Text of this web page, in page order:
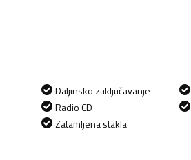
Daljinsko zaključavanje
Radio CD
Zatamljena stakla